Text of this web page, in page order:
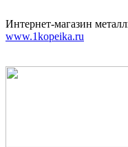
Интернет-магазин
www.1kopeika.ru